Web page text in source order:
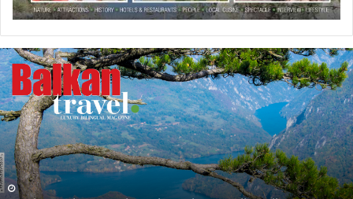
U
P
R
O
D
A
J
I
N